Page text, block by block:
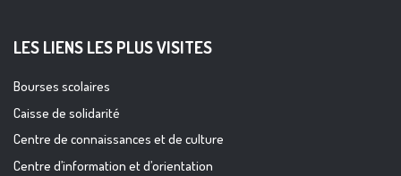
LES LIENS LES PLUS VISITES
Bourses scolaires
Caisse de solidarité
Centre de connaissances et de culture
Centre d’information et d’orientation